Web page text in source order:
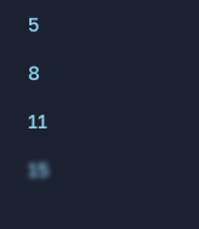
5
8
11
15